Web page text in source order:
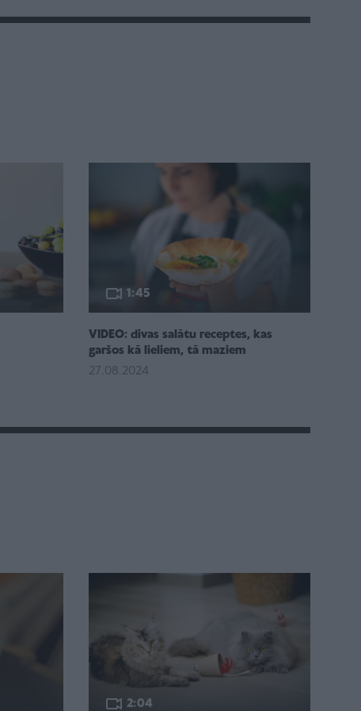
1:45
VIDEO: divas salātu receptes, kas
garšos kā lieliem, tā maziem
27.08.2024
2:04